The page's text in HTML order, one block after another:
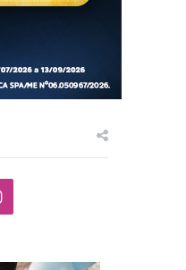
Instagram